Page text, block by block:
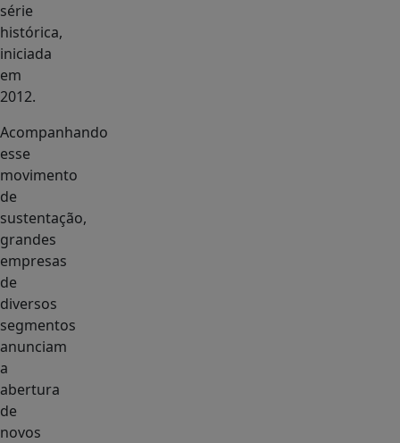
série
histórica,
iniciada
em
2012.
Acompanhando
esse
movimento
de
sustentação,
grandes
empresas
de
diversos
segmentos
anunciam
a
abertura
de
novos